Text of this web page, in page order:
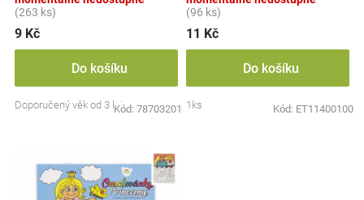
ů
(263 ks)
9 Kč
Do košíku
Doporučený věk od 3 letKód: 78703201
(96 ks)
11 Kč
Do košíku
1ks Kód: ET11400100